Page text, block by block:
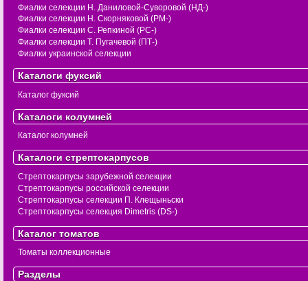
Фиалки селекции Н. Даниловой-Суворовой (НД-)
Фиалки селекции Н. Скорняковой (РМ-)
Фиалки селекции С. Репкиной (РС-)
Фиалки селекции Т. Пугачевой (ПТ-)
Фиалки украинской селекции
Каталоги фуксий
Каталог фуксий
Каталоги колумней
Каталог колумней
Каталоги стрептокарпусов
Стрептокарпусы зарубежной селекции
Стрептокарпусы российской селекции
Стрептокарпусы селекции П. Клещыньски
Стрептокарпусы селекция Dimetris (DS-)
Каталог томатов
Томаты коллекционные
Разделы